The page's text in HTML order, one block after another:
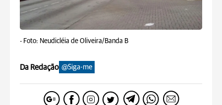
- Foto: Neudicléia de Oliveira/Banda B
Da Redação @Siga-me